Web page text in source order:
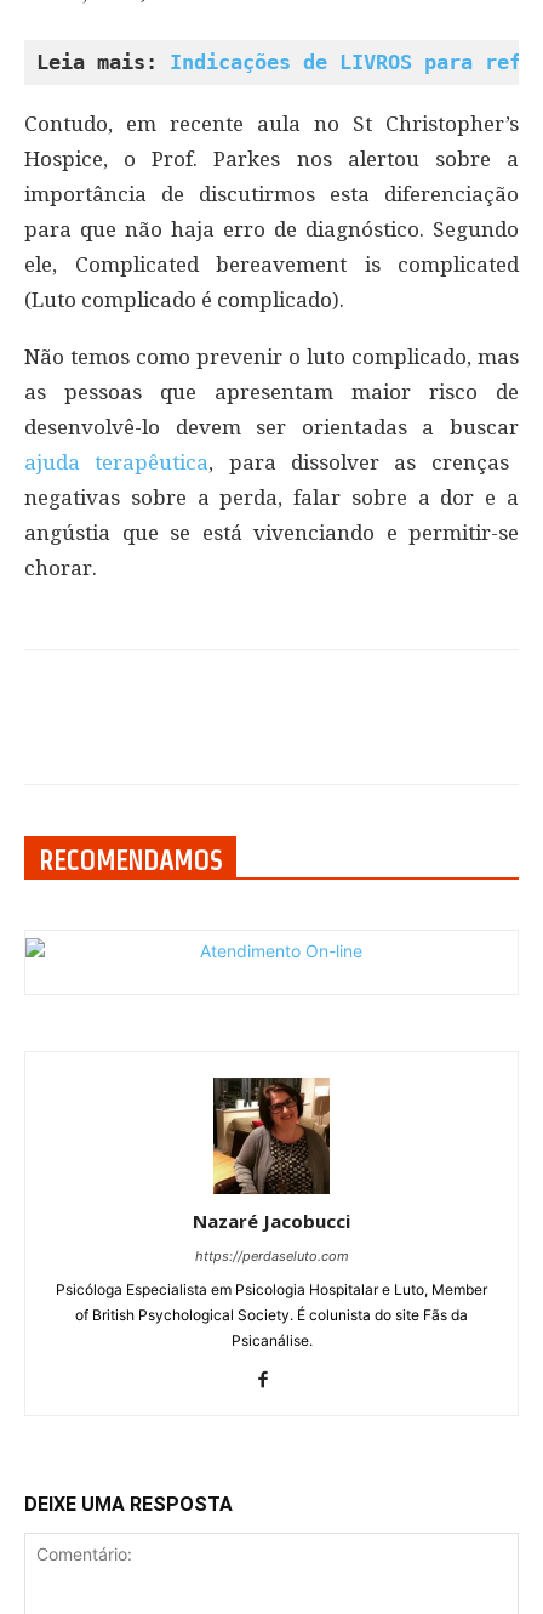
Leia mais: Indicações de LIVROS para
Contudo, em recente aula no St Christopher’s
Hospice, o Prof. Parkes nos alertou sobre a
importância de discutirmos esta diferenciação
para que não haja erro de diagnóstico. Segundo
ele, Complicated bereavement is complicated
(Luto complicado é complicado).
Não temos como prevenir o luto complicado, mas
as pessoas que apresentam maior risco de
desenvolvê-lo devem ser orientadas a buscar
ajuda terapêutica, para dissolver as crenças
negativas sobre a perda, falar sobre a dor e a
angústia que se está vivenciando e permitir-se
chorar.
RECOMENDAMOS
Nazaré Jacobucci
https://perdaseluto.com
Psicóloga Especialista em Psicologia Hospitalar e Luto, Member
of British Psychological Society. É colunista do site Fãs da
Psicanálise.
DEIXE UMA RESPOSTA